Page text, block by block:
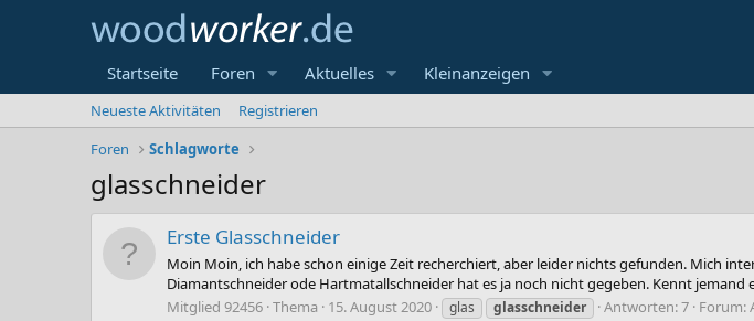
Startseite Foren Aktuelles Kleinanzeigen
Neueste Aktivitäten
Registrieren
Foren
Schlagworte
glasschneider
Erste Glasschneider
Moin Moin, ich habe schon einige Zeit recherchiert, aber leider nichts gefunden. Mich
Diamantschneider ode Hartmatallschneider hat es ja noch nicht gegeben. Kennt jemand
Mitglied 92456 Thema 15. August 2020 glas glasschneider Antworten: 7 Forum: